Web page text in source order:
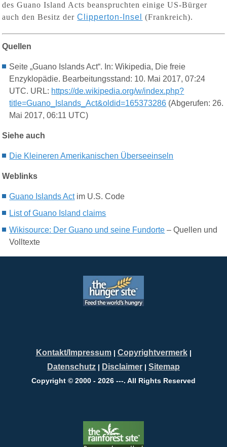
des Guano Island Acts beanspruchten einige US-Bürger
auch den Besitz derClipperton-Insel (Frankreich).
Quellen
Seite „Guano Islands Act“. In: Wikipedia, Die freie
Enzyklopädie. Bearbeitungsstand: 10. Mai 2017, 07:24
UTC. URL: https://de.wikipedia.org/w/index.php?
title=Guano_Islands_Act&oldid=165373286 (Abgerufen: 26.
Mai 2017, 06:11 UTC)
Siehe auch
Die Kleineren Amerikanischen Überseeinseln
Weblinks
Guano Islands Actim U.S. Code
List of Guano Island claims
Wikisource: Der Guano und seine Fundorte – Quellen und
Volltexte
Kontakt/Impressum| Copyrightvermerk|
Datenschutz | Disclaimer | Sitemap
Copyright © 2000 - 2026 ---. All Rights Reserved